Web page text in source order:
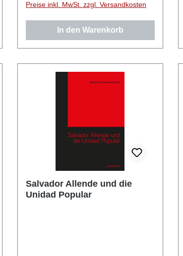
Preise inkl. MwSt. zzgl. Versandkosten
In den Warenkorb
Salvador Allende und die
Unidad Popular